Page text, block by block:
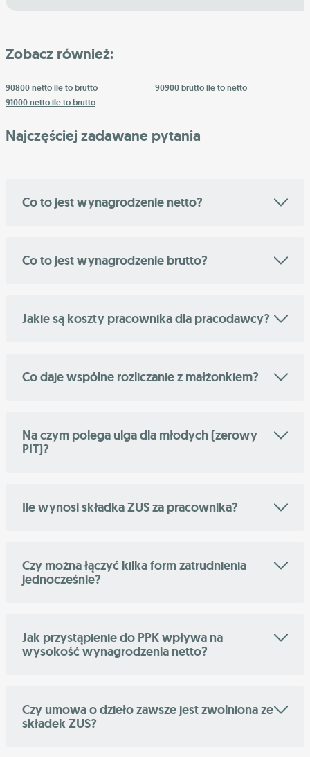
Zobacz również:
90800 netto ile to brutto
90900 brutto ile to netto
91000 netto ile to brutto
Najczęściej zadawane pytania
Co to jest wynagrodzenie netto?
Co to jest wynagrodzenie brutto?
Jakie są koszty pracownika dla pracodawcy?
Co daje wspólne rozliczanie z małżonkiem?
Na czym polega ulga dla młodych (zerowy
PIT)?
Ile wynosi składka ZUS za pracownika?
Czy można łączyć kilka form zatrudnienia
jednocześnie?
Jak przystąpienie do PPK wpływa na
wysokość wynagrodzenia netto?
Czy umowa o dzieło zawsze jest zwolniona ze
składek ZUS?